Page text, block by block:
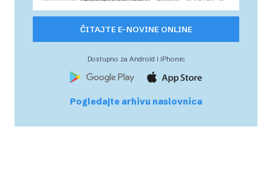
ČITAJTE E-NOVINE ONLINE
Dostupno za Android i iPhone:
Pogledajte arhivu naslovnica